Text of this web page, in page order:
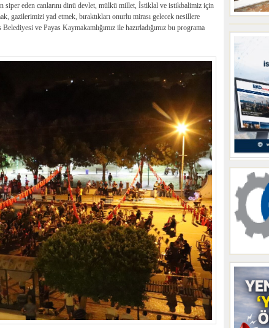
siper eden canlarını dinü devlet, mülkü millet, İstiklal ve istikbalimiz için
gazilerimizi yad etmek, bıraktıkları onurlu mirası gelecek nesillere
ve Payas Kaymakamlığımız ile hazırladığımız bu programa